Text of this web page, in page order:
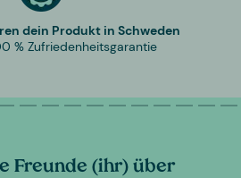
dein Produkt in Schweden
% Zufriedenheitsgarantie
Freunde (ihr) über